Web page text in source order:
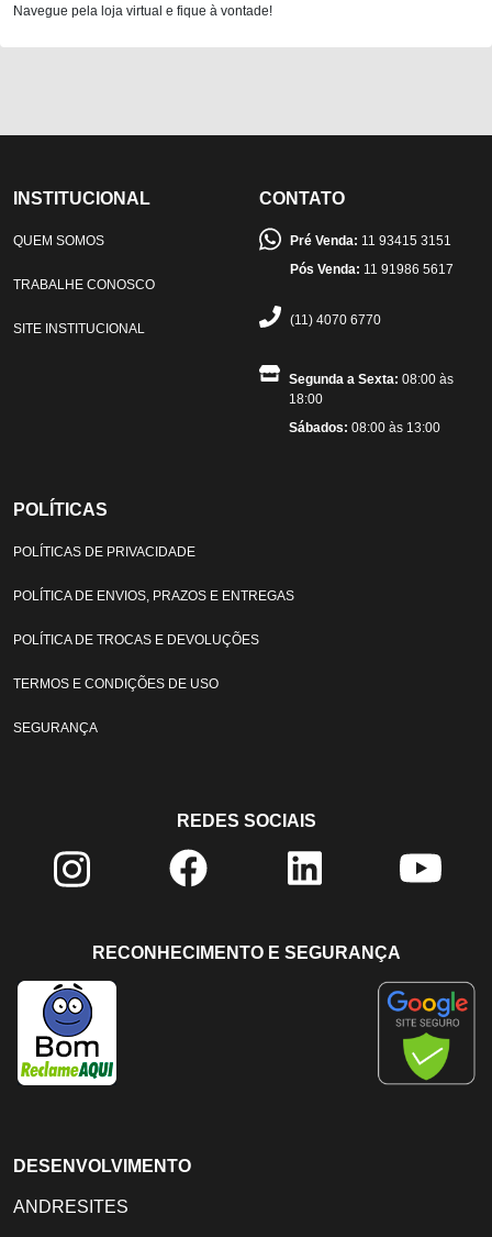
Navegue pela loja virtual e fique à vontade!
INSTITUCIONAL
QUEM SOMOS
TRABALHE CONOSCO
SITE INSTITUCIONAL
CONTATO
Pré Venda: 11 93415 3151
Pós Venda: 11 91986 5617
(11) 4070 6770
Segunda a Sexta: 08:00 às
18:00
Sábados: 08:00 às 13:00
POLÍTICAS
POLÍTICAS DE PRIVACIDADE
POLÍTICA DE ENVIOS, PRAZOS E ENTREGAS
POLÍTICA DE TROCAS E DEVOLUÇÕES
TERMOS E CONDIÇÕES DE USO
SEGURANÇA
REDES SOCIAIS
RECONHECIMENTO E SEGURANÇA
DESENVOLVIMENTO
ANDRESITES